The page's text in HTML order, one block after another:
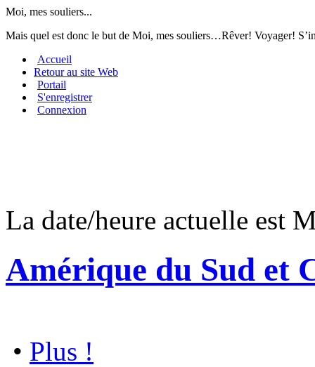
Moi, mes souliers...
Mais quel est donc le but de Moi, mes souliers…Rêver! Voyager!
Accueil
Retour au site Web
Portail
S'enregistrer
Connexion
La date/heure actuelle est
Amérique du Sud et
• Plus !